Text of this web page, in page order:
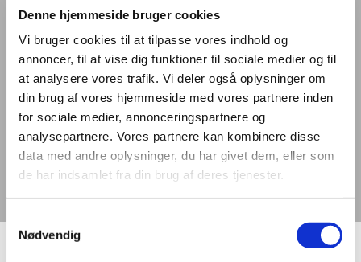
Denne hjemmeside bruger cookies
Vi bruger cookies til at tilpasse vores indhold og
annoncer, til at vise dig funktioner til sociale medier og til
at analysere vores trafik. Vi deler også oplysninger om
din brug af vores hjemmeside med vores partnere inden
for sociale medier, annonceringspartnere og
analysepartnere. Vores partnere kan kombinere disse
data med andre oplysninger, du har givet dem, eller som
de har indsamlet fra din brug af deres tjenester.
Nødvendig
Den Danske Lyspris
Møder
Kurser og seminarer
Bliv European Lighting Expert
Kalender
Om DCL
Medlemmer af DCL
Bliv medlem
Kontakt os
Tilmeld dig nyhedsbrev